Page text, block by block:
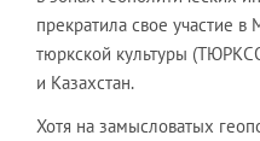
прекратила свое участие
тюркской культуры
и Казахстан.
Хотя на замысловатых